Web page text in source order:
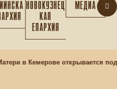
НОВОКУЗНЕЦ
КАЯ
ЕПАРХИЯ
МЕДИА
в Кемерове открывается